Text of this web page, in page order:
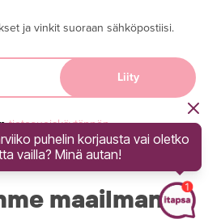
ja vinkit suoraan sähköpostiisi.
tietosuojakäytännön
maailman
puhelin korjausta vai oletko
vailla? Minä autan!